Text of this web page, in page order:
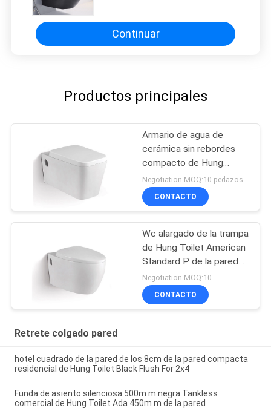
Continuar
Productos principales
Armario de agua de
cerámica sin rebordes
compacto de Hung
Toilet With Soft Close
Seat de la pared
Negotiation MOQ:10 pedazos
CONTACTO
Wc alargado de la trampa
de Hung Toilet American
Standard P de la pared
del baldeo
Negotiation MOQ:10
CONTACTO
Retrete colgado pared
hotel cuadrado de la pared de los 8cm de la pared compacta
residencial de Hung Toilet Black Flush For 2x4
Funda de asiento silenciosa 500m m negra Tankless
comercial de Hung Toilet Ada 450m m de la pared